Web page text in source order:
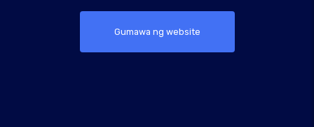
Gumawa ng website